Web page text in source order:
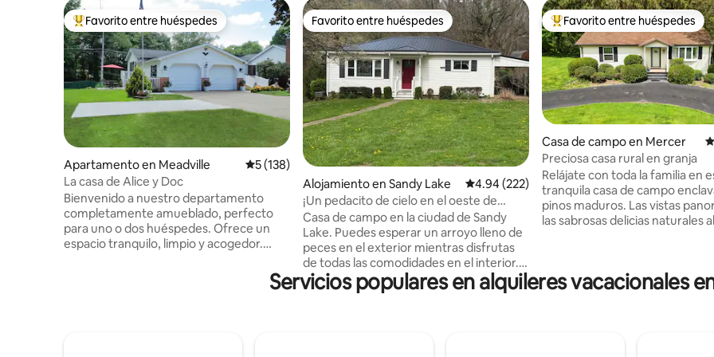
Favorito entre huéspedes preferido
Favorito entre huéspedes
Apartamento en Meadville Calificación promedio: 5 de 5, 138 reseñas
5 (138)
La casa de Alice y Doc
Bienvenido a nuestro departamento
completamente amueblado, perfecto
para uno o dos huéspedes. Ofrece un
espacio tranquilo, limpio y acogedor.
personas con discapacidad, con barras
Favorito entre huéspedes
Favorito entre huéspedes
Alojamiento en Sandy Lake Calificación promedio: 4.94 de 5, 222 reseñas
4.94 (222)
¡Un pedacito de cielo en el oeste de
Pensilvania!
Casa de campo en la ciudad de Sandy
Lake. Puedes esperar un arroyo lleno de
peces en el exterior mientras disfrutas
de todas las comodidades en el interior.
Electrodomésticos mejorados en la
cocina, dos baños completos, dos
Favorito entre huéspedes
Favorito entre huéspedes
Casa de campo en Mercer
Preciosa casa rural en granja
Relájate con toda la familia en
tranquila casa de campo
pinos maduros. Las vistas panorámicas y
las sabrosas delicias naturales
amanecer desde la terraza
Servicios populares en alquileres vacacionales